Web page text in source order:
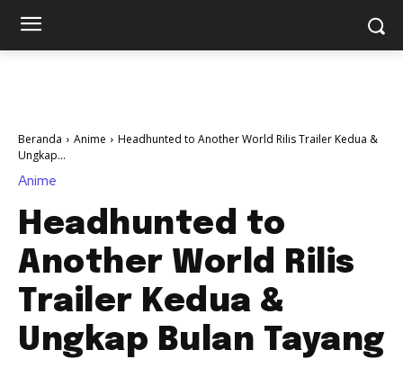
Beranda Anime
Headhunted to Another World Rilis Trailer Kedua &
Ungkap...
Anime
Headhunted to
Another World Rilis
Trailer Kedua &
Ungkap Bulan Tayang